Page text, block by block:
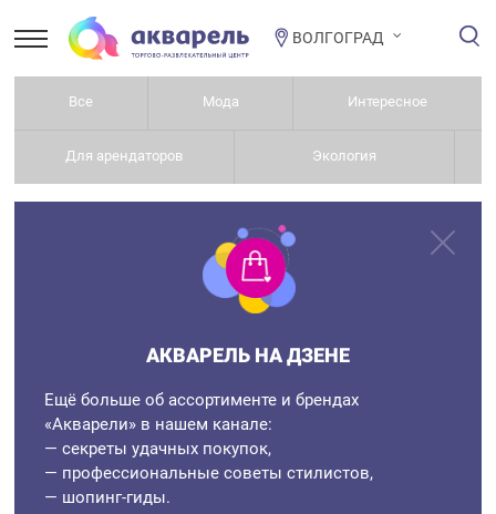
ВОЛГОГРАД
Все Мода Интересное
Для арендаторов Экология
АКВАРЕЛЬ НА ДЗЕНЕ
Ещё больше об ассортименте и брендах
«Акварели» в нашем канале:
— секреты удачных покупок,
— профессиональные советы стилистов,
— шопинг-гиды.